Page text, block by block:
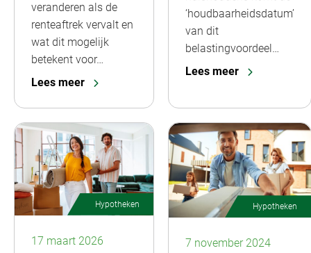
veranderen als de
renteaftrek vervalt en
wat dit mogelijk
betekent voor…
Lees meer
‘houdbaarheidsdatum’
van dit
belastingvoordeel…
Lees meer
Hypotheken
17 maart 2026
Hypotheken
7 november 2024